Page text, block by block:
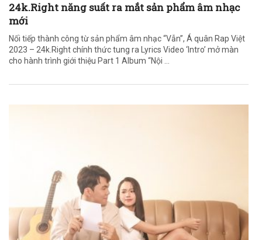
24k.Right năng suất ra mắt sản phẩm âm nhạc
mới
Nối tiếp thành công từ sản phẩm âm nhạc “Vẫn”, Á quân Rap Việt
2023 – 24k.Right chính thức tung ra Lyrics Video ‘Intro’ mở màn
cho hành trình giới thiệu Part 1 Album “Nội ...